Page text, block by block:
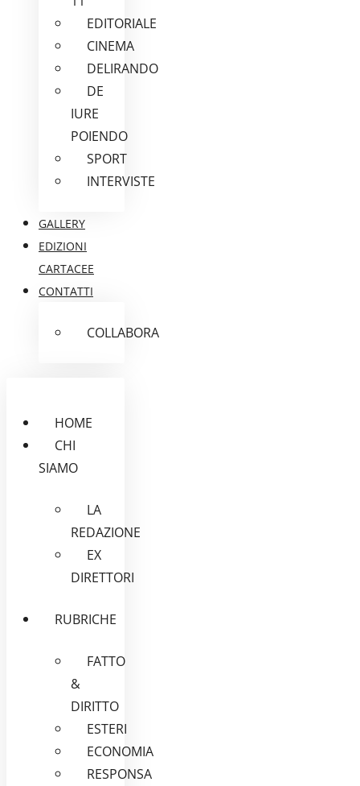
EDITORIALE
CINEMA
DELIRANDO
DE
IURE
POIENDO
SPORT
INTERVISTE
GALLERY
EDIZIONI
CARTACEE
CONTATTI
COLLABORA
HOME
CHI
SIAMO
LA
REDAZIONE
EX
DIRETTORI
RUBRICHE
FATTO
&
DIRITTO
ESTERI
ECONOMIA
RESPONSA